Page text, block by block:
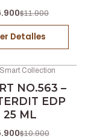
$11.900
Detalles
Smart Collection
NO.563 –
EDP
25 ML
$10.900